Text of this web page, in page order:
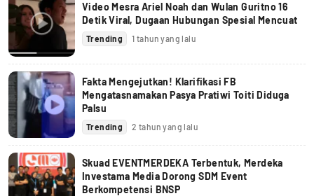
Video Mesra Ariel Noah dan Wulan Guritno 16
Detik Viral, Dugaan Hubungan Spesial Mencuat
Trending 1 tahun yang lalu
Fakta Mengejutkan! Klarifikasi FB
Mengatasnamakan Pasya Pratiwi Toiti Diduga
Palsu
Trending 2 tahun yang lalu
Skuad EVENTMERDEKA Terbentuk, Merdeka
Investama Media Dorong SDM Event
Berkompetensi BNSP